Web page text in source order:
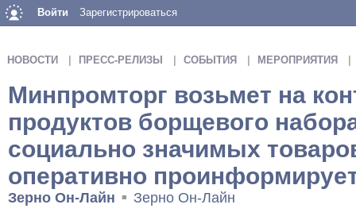
Войти Зарегистрироваться
НОВОСТИ ПРЕСС-РЕЛИЗЫ СОБЫТИЯ МЕРОПРИЯТИЯ
Минпромторг возьмет на
продуктов борщевого
социально значимых
оперативно
Зерно Он-Лайн ■ Зерно Он-Лайн